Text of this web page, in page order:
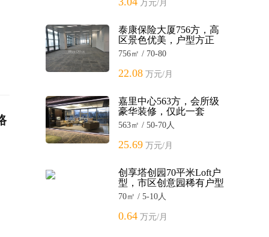
万元/月
泰康保险大厦756方，高
区景色优美，户型方正
756㎡ / 70-80
22.08 万元/月
嘉里中心563方，会所级
豪华装修，仅此一套
563㎡ / 50-70人
25.69 万元/月
创享塔创园70平米Loft户
型，市区创意园稀有户型
70㎡ / 5-10人
0.64 万元/月